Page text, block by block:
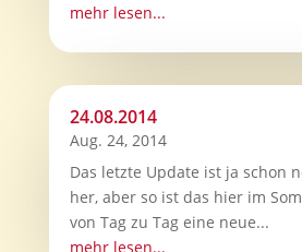
mehr lesen...
24.08.2014
Aug. 24, 2014
Das letzte Update ist ja schon
her, aber so ist das hier im
von Tag zu Tag eine neue...
mehr lesen...